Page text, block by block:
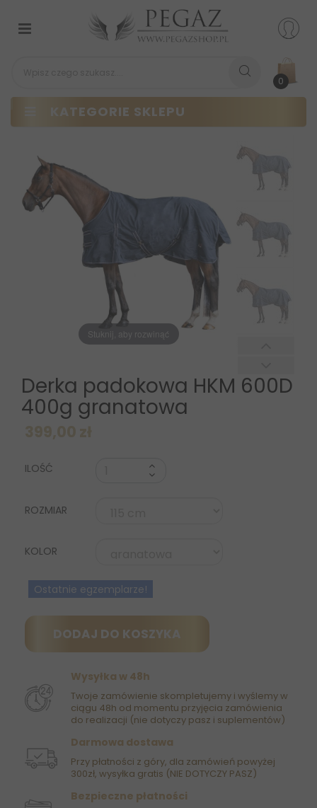
0
KATEGORIE SKLEPU
Przełącz
nawigacji
Stuknij, aby rozwinąć
Derka padokowa HKM 600D
400g granatowa
ILOŚĆ
ROZMIAR
KOLOR
Ostatnie egzemplarze!
DODAJ DO KOSZYKA
Wysyłka w 48h
Twoje zamówienie skompletujemy i wyślemy w
ciągu 48h od momentu przyjęcia zamówienia
do realizacji (nie dotyczy pasz i suplementów)
Darmowa dostawa
Przy płatności z góry, dla zamówień powyżej
300zł, wysyłka gratis (NIE DOTYCZY PASZ)
Bezpieczne płatności